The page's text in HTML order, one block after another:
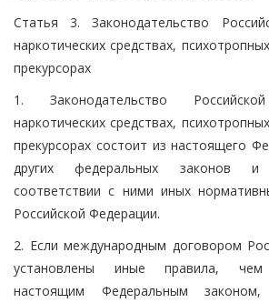
Статья 3. Законодательство
наркотических средствах,
прекурсорах
1. Законодательство
наркотических средствах,
прекурсорах состоит из настоящего
других федеральных законов
соответствии с ними иных
Российской Федерации.
2. Если международным договором
установлены иные правила, чем
настоящим Федеральным